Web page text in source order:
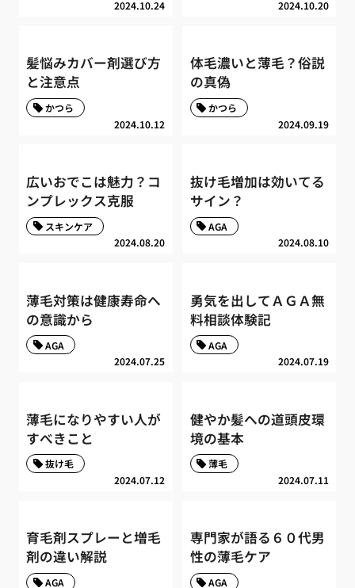
2024.10.24 2024.10.20
髪悩みカバー剤選び方
と注意点
2024.10.12
かつら
体毛濃いと薄毛？俗説
の真偽
2024.09.19
かつら
広いおでこは魅力？コ
ンプレックス克服
2024.08.20
スキンケア
抜け毛増加は効いてる
サイン？
2024.08.10
AGA
薄毛対策は健康寿命へ
の意識から
2024.07.25
AGA
勇気を出してＡＧＡ無
料相談体験記
2024.07.19
AGA
薄毛になりやすい人が
すべきこと
2024.07.12
抜け毛
健やか髪への道頭皮環
境の基本
2024.07.11
薄毛
育毛剤スプレーと増毛
剤の違い解説
AGA
専門家が語る６０代男
性の薄毛ケア
AGA